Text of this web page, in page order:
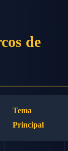
de
Tema
Principal